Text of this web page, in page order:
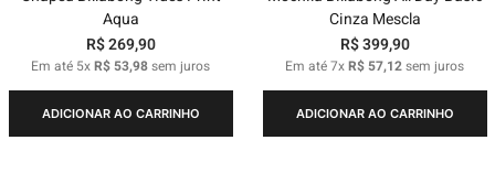
Aqua
R$269,90
Em até 5xR$ 53,98sem juros
ADICIONAR AO CARRINHO
Cinza Mescla
R$399,90
Em até7xR$ 57,12sem juros
ADICIONAR AO CARRINHO